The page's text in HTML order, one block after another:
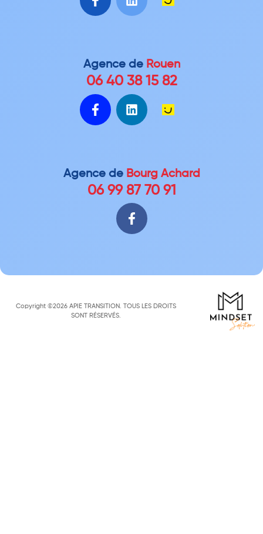
Agence de Rouen
06 40 38 15 82
Agence de Bourg Achard
06 99 87 70 91
Copyright ©2026 APIE TRANSITION. TOUS LES DROITS
SONT RÉSERVÉS.